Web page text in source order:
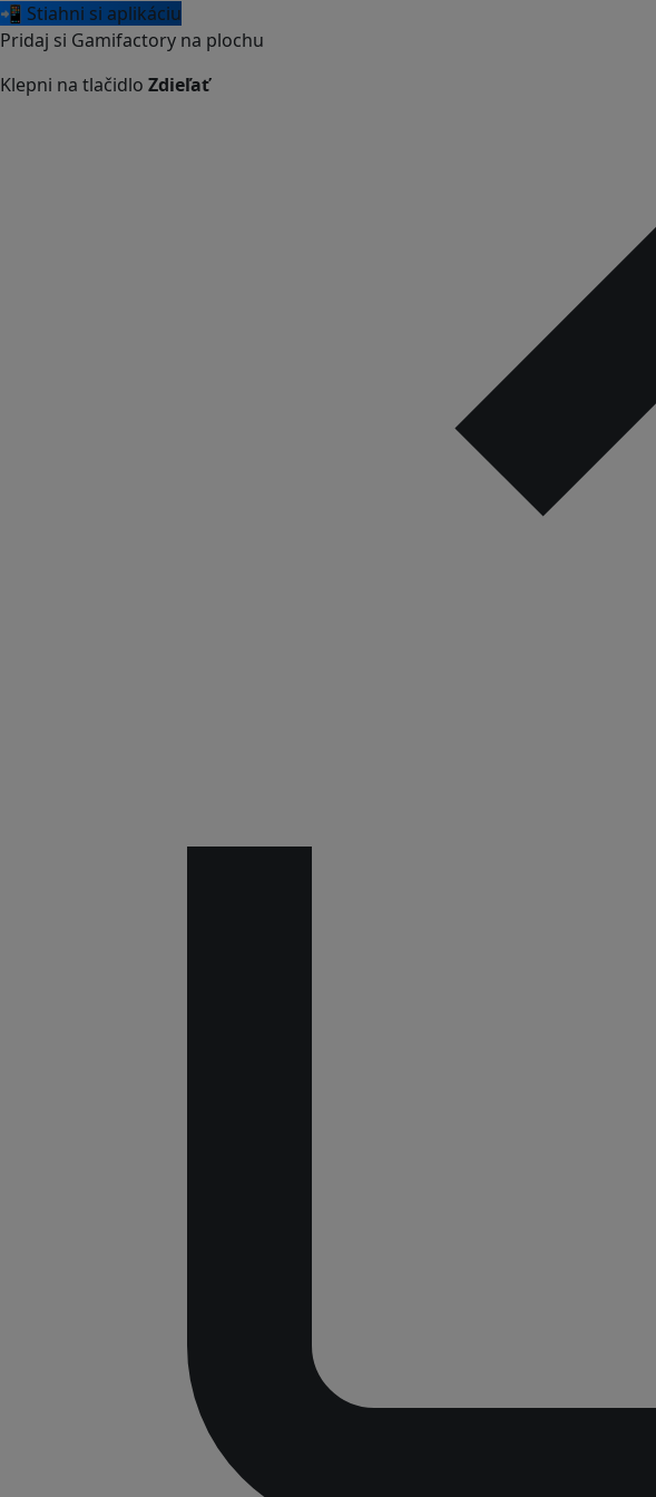
📲 Stiahni si aplikáciu
Pridaj si Gamifactory na plochu
Klepni na tlačidlo Zdieľať